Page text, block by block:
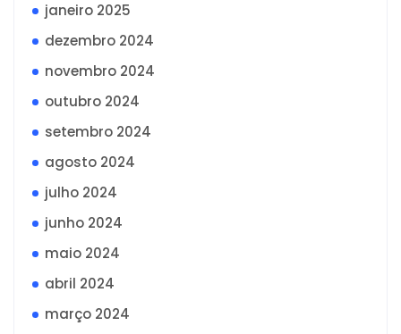
janeiro 2025
dezembro 2024
novembro 2024
outubro 2024
setembro 2024
agosto 2024
julho 2024
junho 2024
maio 2024
abril 2024
março 2024